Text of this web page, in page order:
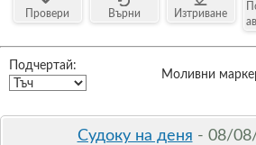
Провери Върни Изтриване
Подчертай:
Моливни
Судоку на деня - 08/